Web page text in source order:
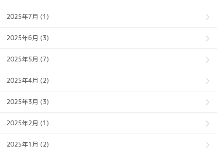
2025年7月 (1)
2025年6月 (3)
2025年5月 (7)
2025年4月 (2)
2025年3月 (3)
2025年2月 (1)
2025年1月 (2)